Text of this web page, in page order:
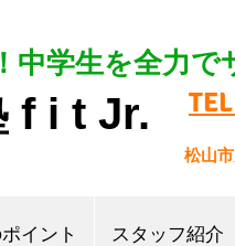
中学生を全力
f i t Jr.
松山
ポイント スタッフ紹介